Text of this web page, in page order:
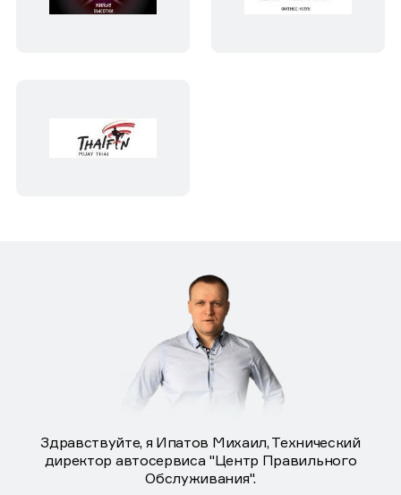
Здравствуйте, я Ипатов Михаил, Технический
директор автосервиса "Центр Правильного
Обслуживания".